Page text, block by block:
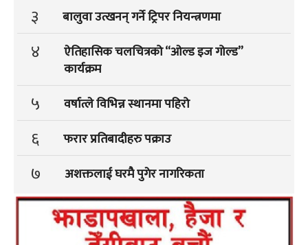
३ बालुवा उत्खनन् गर्ने ट्रिपर नियन्त्रणमा
४
ऐतिहासिक चलचित्रको “ओल्ड इज गोल्ड”
कार्यक्रम
५ वर्षात्ले विभिन्न स्थानमा पहिरो
६ फरार प्रतिबादीहरु पक्राउ
७ अशक्तलाई घरमै पुगेर नागरिकता